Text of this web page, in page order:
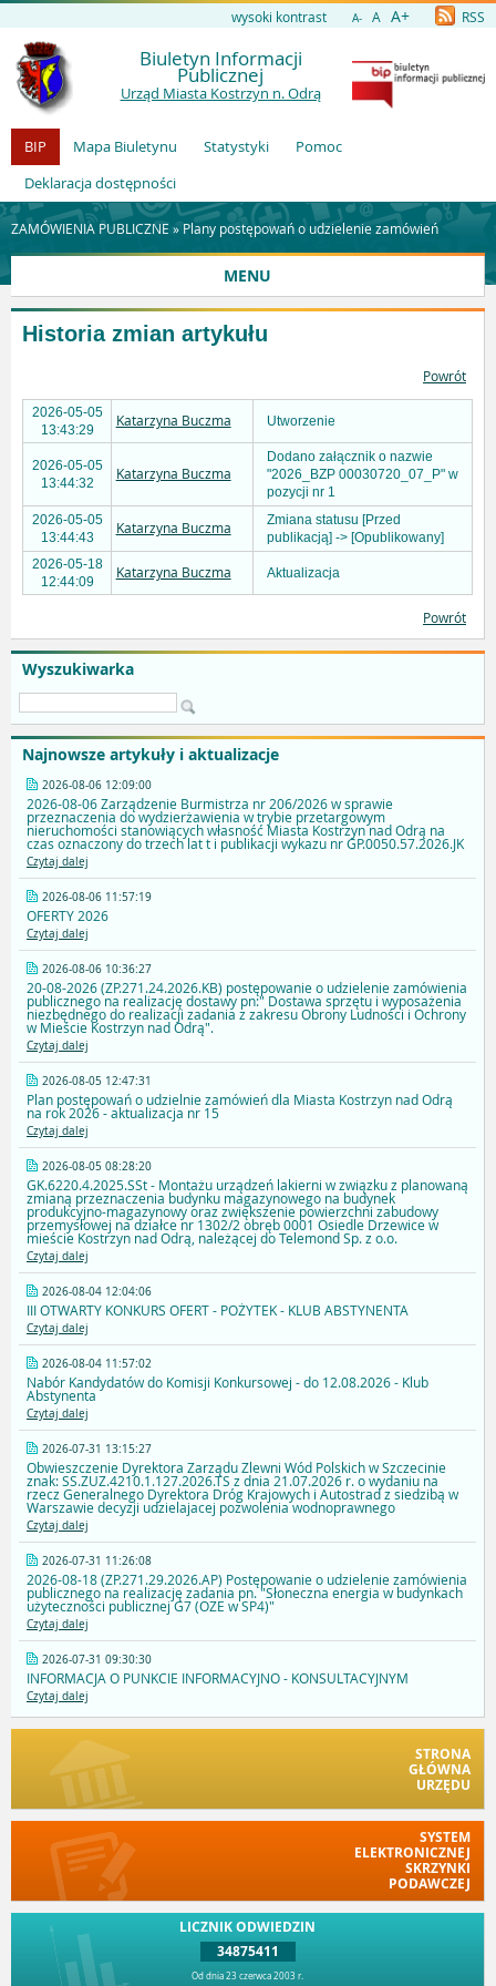
wysoki kontrast A- A A+ RSS
Biuletyn Informacji
Publicznej
Urząd Miasta Kostrzyn n. Odrą
BIP Mapa Biuletynu Statystyki
Pomoc
Deklaracja dostępności
ZAMÓWIENIA PUBLICZNE » Plany postępowań o udzielenie zamówień
MENU
Wyszukiwarka
Najnowsze artykuły i aktualizacje
2026-08-06 12:09:00
2026-08-06 Zarządzenie Burmistrza nr 206/2026 w sprawie
przeznaczenia do wydzierżawienia w trybie przetargowym
nieruchomości stanowiących własność Miasta Kostrzyn nad Odrą na
czas oznaczony do trzech lat t i publikacji wykazu nr GP.0050.57.2026.JK
Czytaj dalej
2026-08-06 11:57:19
OFERTY 2026
Czytaj dalej
2026-08-06 10:36:27
20-08-2026 (ZP.271.24.2026.KB) postępowanie o udzielenie zamówienia
publicznego na realizację dostawy pn:" Dostawa sprzętu i wyposażenia
niezbędnego do realizacji zadania z zakresu Obrony Ludności i Ochrony
w Mieście Kostrzyn nad Odrą".
Czytaj dalej
2026-08-05 12:47:31
Plan postępowań o udzielnie zamówień dla Miasta Kostrzyn nad Odrą
na rok 2026 - aktualizacja nr 15
Czytaj dalej
2026-08-05 08:28:20
GK.6220.4.2025.SSt - Montażu urządzeń lakierni w związku z planowaną
zmianą przeznaczenia budynku magazynowego na budynek
produkcyjno-magazynowy oraz zwiększenie powierzchni zabudowy
przemysłowej na działce nr 1302/2 obręb 0001 Osiedle Drzewice w
mieście Kostrzyn nad Odrą, należącej do Telemond Sp. z o.o.
Czytaj dalej
2026-08-04 12:04:06
III OTWARTY KONKURS OFERT - POŻYTEK - KLUB ABSTYNENTA
Czytaj dalej
2026-08-04 11:57:02
Nabór Kandydatów do Komisji Konkursowej - do 12.08.2026 - Klub
Abstynenta
Czytaj dalej
2026-07-31 13:15:27
Obwieszczenie Dyrektora Zarządu Zlewni Wód Polskich w Szczecinie
znak: SS.ZUZ.4210.1.127.2026.TS z dnia 21.07.2026 r. o wydaniu na
rzecz Generalnego Dyrektora Dróg Krajowych i Autostrad z siedzibą w
Warszawie decyzji udzielajacej pozwolenia wodnoprawnego
Czytaj dalej
2026-07-31 11:26:08
2026-08-18 (ZP.271.29.2026.AP) Postępowanie o udzielenie zamówienia
publicznego na realizację zadania pn. "Słoneczna energia w budynkach
użyteczności publicznej G7 (OZE w SP4)"
Czytaj dalej
2026-07-31 09:30:30
INFORMACJA O PUNKCIE INFORMACYJNO - KONSULTACYJNYM
Czytaj dalej
STRONA
GŁÓWNA
URZĘDU
SYSTEM
ELEKTRONICZNEJ
SKRZYNKI
PODAWCZEJ
LICZNIK ODWIEDZIN
34875411
Od dnia 23 czerwca 2003 r.
Historia zmian artykułu
Powrót
2026-05-05
13:43:29
Katarzyna Buczma Utworzenie
2026-05-05
13:44:32
Katarzyna Buczma
Dodano załącznik o nazwie
"2026_BZP 00030720_07_P" w
pozycji nr 1
2026-05-05
13:44:43
Katarzyna Buczma
Zmiana statusu [Przed
publikacją] -> [Opublikowany]
2026-05-18
12:44:09
Katarzyna Buczma Aktualizacja
Powrót